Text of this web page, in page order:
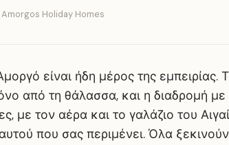
Amorgos Holiday Homes
είναι ήδη μέρος της εμπειρίας.
από τη θάλασσα, και η διαδρομή
με τον αέρα και το γαλάζιο του
που σας περιμένει. Όλα